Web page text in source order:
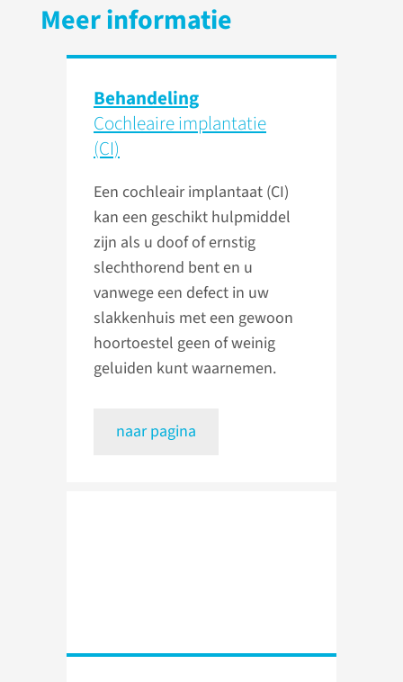
Meer informatie
Behandeling
Cochleaire implantatie
(CI)
Een cochleair implantaat (CI)
kan een geschikt hulpmiddel
zijn als u doof of ernstig
slechthorend bent en u
vanwege een defect in uw
slakkenhuis met een gewoon
hoortoestel geen of weinig
geluiden kunt waarnemen.
naar pagina